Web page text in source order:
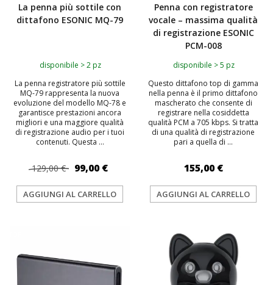
La penna più sottile con
dittafono ESONIC MQ-79
disponibile > 2 pz
La penna registratore più sottile
MQ-79 rappresenta la nuova
evoluzione del modello MQ-78 e
garantisce prestazioni ancora
migliori e una maggiore qualità
di registrazione audio per i tuoi
contenuti. Questa ...
129,00 € 99,00 €
AGGIUNGI AL CARRELLO
Penna con registratore
vocale – massima qualità
di registrazione ESONIC
PCM-008
disponibile > 5 pz
Questo dittafono top di gamma
nella penna è il primo dittafono
mascherato che consente di
registrare nella cosiddetta
qualità PCM a 705 kbps. Si tratta
di una qualità di registrazione
pari a quella di ...
155,00 €
AGGIUNGI AL CARRELLO